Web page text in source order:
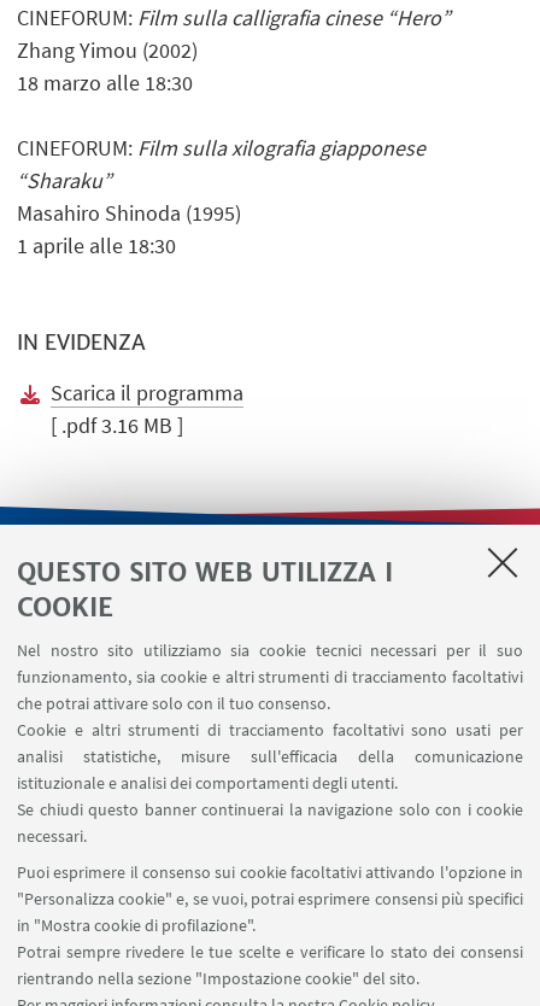
QUESTO SITO WEB UTILIZZA I
COOKIE
Nel nostro sito utilizziamo sia cookie tecnici necessari per il suo
funzionamento, sia cookie e altri strumenti di tracciamento facoltativi
che potrai attivare solo con il tuo consenso.
Cookie e altri strumenti di tracciamento facoltativi sono usati per
analisi statistiche, misure sull'efficacia della comunicazione
istituzionale e analisi dei comportamenti degli utenti.
Se chiudi questo banner continuerai la navigazione solo con i cookie
necessari.
Puoi esprimere il consenso sui cookie facoltativi attivando l'opzione in
"Personalizza cookie" e, se vuoi, potrai esprimere consensi più specifici
in "Mostra cookie di profilazione".
Potrai sempre rivedere le tue scelte e verificare lo stato dei consensi
rientrando nella sezione "Impostazione cookie" del sito.
CINEFORUM: Film sulla calligrafia cinese “Hero”
Zhang Yimou (2002)
18 marzo alle 18:30
CINEFORUM: Film sulla xilografia giapponese
“Sharaku”
Masahiro Shinoda (1995)
1 aprile alle 18:30
IN EVIDENZA
Scarica il programma
[ .pdf 3.16 MB ]
LINK UTILI
Area riservata
Area DIT
SEGUI IL DIPARTIMENTO SU:
SEGUI UNIBO SU:
APP: